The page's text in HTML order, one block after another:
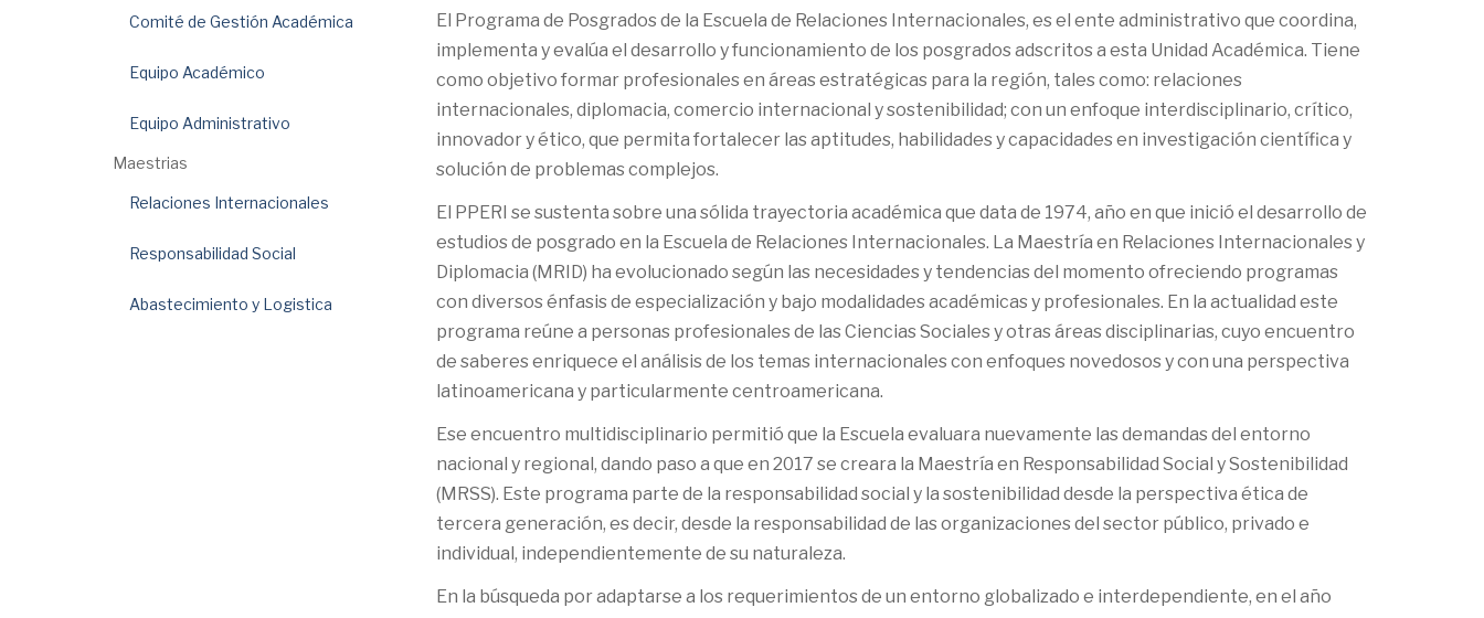
El Programa de Posgrados de la Escuela de Relaciones Internacionales, es el ente administrativo que coordina,
implementa y evalúa el desarrollo y funcionamiento de los posgrados adscritos a esta Unidad Académica. Tiene
como objetivo formar profesionales en áreas estratégicas para la región, tales como: relaciones
internacionales, diplomacia, comercio internacional y sostenibilidad; con un enfoque interdisciplinario, crítico,
innovador y ético, que permita fortalecer las aptitudes, habilidades y capacidades en investigación científica y
solución de problemas complejos.
El PPERI se sustenta sobre una sólida trayectoria académica que data de 1974, año en que inició el desarrollo de
estudios de posgrado en la Escuela de Relaciones Internacionales. La Maestría en Relaciones Internacionales y
Diplomacia (MRID) ha evolucionado según las necesidades y tendencias del momento ofreciendo programas
con diversos énfasis de especialización y bajo modalidades académicas y profesionales. En la actualidad este
programa reúne a personas profesionales de las Ciencias Sociales y otras áreas disciplinarias, cuyo encuentro
de saberes enriquece el análisis de los temas internacionales con enfoques novedosos y con una perspectiva
latinoamericana y particularmente centroamericana.
Ese encuentro multidisciplinario permitió que la Escuela evaluara nuevamente las demandas del entorno
nacional y regional, dando paso a que en 2017 se creara la Maestría en Responsabilidad Social y Sostenibilidad
(MRSS). Este programa parte de la responsabilidad social y la sostenibilidad desde la perspectiva ética de
tercera generación, es decir, desde la responsabilidad de las organizaciones del sector público, privado e
individual, independientemente de su naturaleza.
En la búsqueda por adaptarse a los requerimientos de un entorno globalizado e interdependiente, en el año
Comité de Gestión Académica
Equipo Académico
Equipo Administrativo
Maestrias
Relaciones Internacionales
Responsabilidad Social
Abastecimiento y Logistica